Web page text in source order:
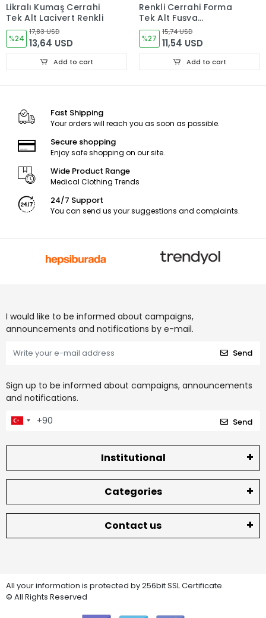
Likralı Kumaş Cerrahi
Tek Alt Lacivert Renkli
%24
17,83 USD
13,64 USD
Add to cart
Renkli Cerrahi Forma
Tek Alt Fuşya
Terikoton İnce Kumaş
Dr. Greys Kesim
%27
15,74 USD
11,54 USD
Add to cart
Fast Shipping
Your orders will reach you as soon as possible.
Secure shopping
Enjoy safe shopping on our site.
Wide Product Range
Medical Clothing Trends
24/7 Support
You can send us your suggestions and complaints.
I would like to be informed about campaigns,
announcements and notifications by e-mail.
Send
Sign up to be informed about campaigns, announcements
and notifications.
Send
Institutional
Categories
Contact us
All your information is protected by 256bit SSL Certificate.
© All Rights Reserved